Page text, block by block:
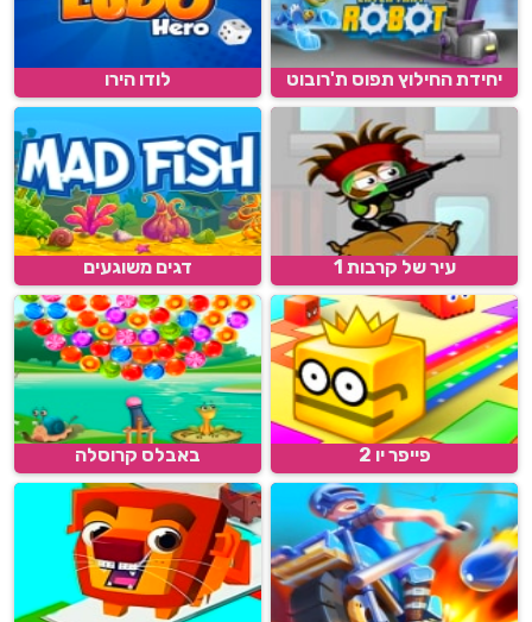
יחידת החילוץ תפוס ת'רובוט לודו הירו
עיר של קרבות 1 דגים משוגעים
פייפר יו 2 באבלס קרוסלה